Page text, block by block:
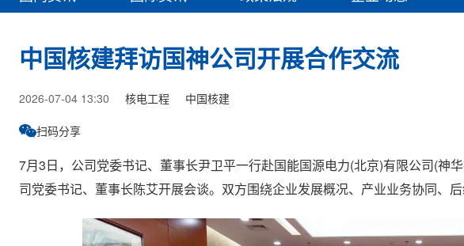
中国核建拜访国神公司开展合作交流
2026-07-04 13:30 核电工程 中国核建
扫码分享
7月3日，公司党委书记、董事长尹卫平一行赴国能国源电力(北京)有限公司(神
司党委书记、董事长陈艾开展会谈。双方围绕企业发展概况、产业业务协同、后